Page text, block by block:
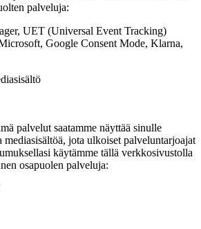
palveluja:
UET (Universal Event Tracking)
Google Consent Mode, Klarna,
palvelut saatamme näyttää sinulle
mediasisältöä, jota ulkoiset palveluntarjoajat
käytämme tällä verkkosivustolla
osapuolen palveluja: